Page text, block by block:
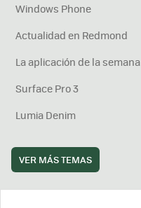
Windows Phone
Actualidad en Redmond
La aplicación de la semana
Surface Pro 3
Lumia Denim
VER MÁS TEMAS